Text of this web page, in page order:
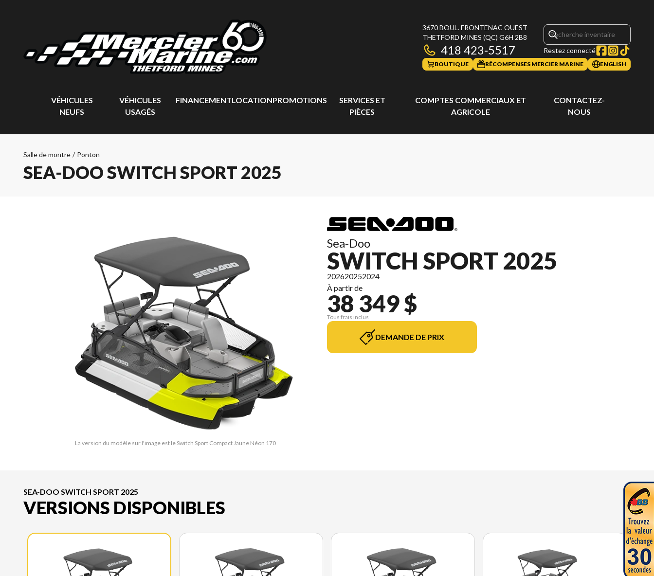
3670 BOUL. FRONTENAC OUEST
THETFORD MINES (QC) G6H 2B8
418 423-5517 Restez connecté
BOUTIQUE RÉCOMPENSES MERCIER MARINE ENGLISH
VÉHICULES
NEUFS
VÉHICULES
USAGÉS
FINANCEMENTLOCATIONPROMOTIONS
SERVICES ET
PIÈCES
COMPTES COMMERCIAUX ET
AGRICOLE
CONTACTEZ-
NOUS
Salle de montre / Ponton
SEA-DOO SWITCH SPORT 2025
La version du modèle sur l'image est le Switch Sport Compact Jaune Néon 170
Sea-Doo
SWITCH SPORT 2025
202620252024
À partir de
38 349 $
Tous frais inclus
DEMANDE DE PRIX
SEA-DOO SWITCH SPORT 2025
VERSIONS DISPONIBLES